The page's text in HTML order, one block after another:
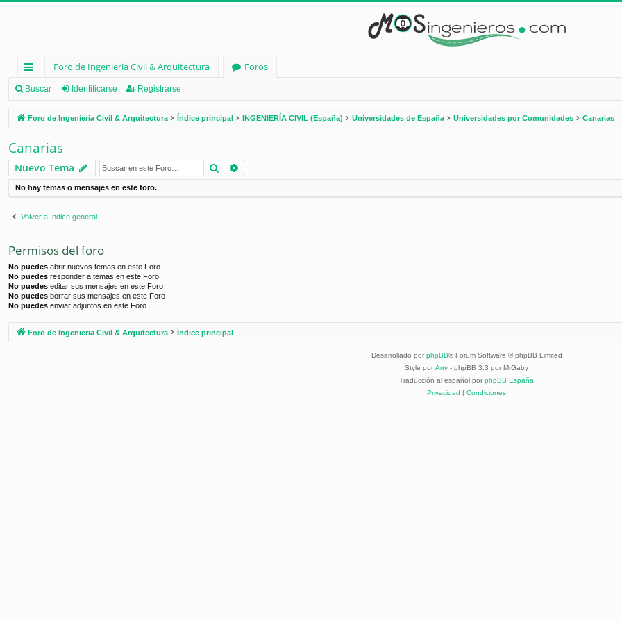
nl
ac
es
rá
pi
d
os
Foro de Ingenieria Civil & Arquitectura
Foros
Buscar Identificarse Registrarse
Foro de Ingenieria Civil & Arquitectura Índice principal INGENIERÍA CIVIL (España) Universidades de España Universidades por Comunidades Canarias
Canarias
Nuevo Tema Buscar
No hay temas o mensajes en este foro.
Volver a Índice general
Permisos del foro
No puedes abrir nuevos temas en este Foro
No puedes responder a temas en este Foro
No puedes editar sus mensajes en este Foro
No puedes borrar sus mensajes en este Foro
No puedes enviar adjuntos en este Foro
Foro de Ingenieria Civil & Arquitectura Índice principal
Desarrollado por phpBB® Forum Software © phpBB Limited
Style por Arty - phpBB 3.3 por MrGaby
Traducción al español por phpBB España
Privacidad | Condiciones